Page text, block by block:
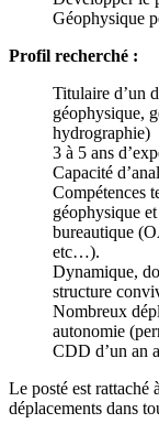
Géophysique
Profil recherché :
Titulaire d’un
géophysique,
hydrographie)
3 à 5 ans
Capacité
Compétences
géophysique
bureautique
etc…).
Dynamique,
structure
Nombreux
autonomie
CDD d’un an
Le posté est rattaché
déplacements dans